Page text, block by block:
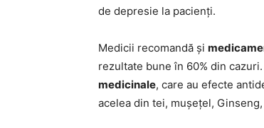
de depresie la pacienți.
Medicii recomandă și
rezultate bune în 60% din
medicinale, care au efecte
acelea din tei, mușețel,